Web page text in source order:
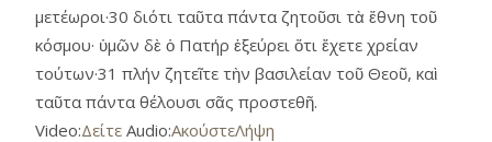
μετέωροι·30 διότι ταῦτα πάντα ζητοῦσι τὰ ἔθνη τοῦ
κόσμου· ὑμῶν δὲ ὁ Πατήρ ἐξεύρει ὅτι ἔχετε χρείαν
τούτων·31 πλήν ζητεῖτε τὴν βασιλείαν τοῦ Θεοῦ, καὶ
ταῦτα πάντα θέλουσι σᾶς προστεθῆ.
Video:Δείτε Audio:ΑκούστεΛήψη